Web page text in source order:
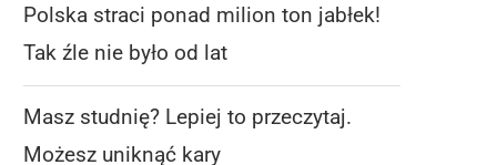
Polska straci ponad milion ton jabłek!
Tak źle nie było od lat
Masz studnię? Lepiej to przeczytaj.
Możesz uniknąć kary